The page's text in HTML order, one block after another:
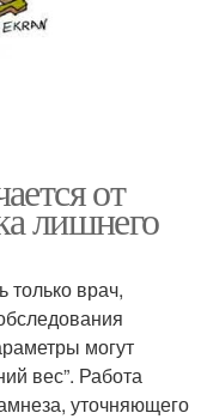
от
лишнего
только врач,
могут
вес”. Работа
уточняющего